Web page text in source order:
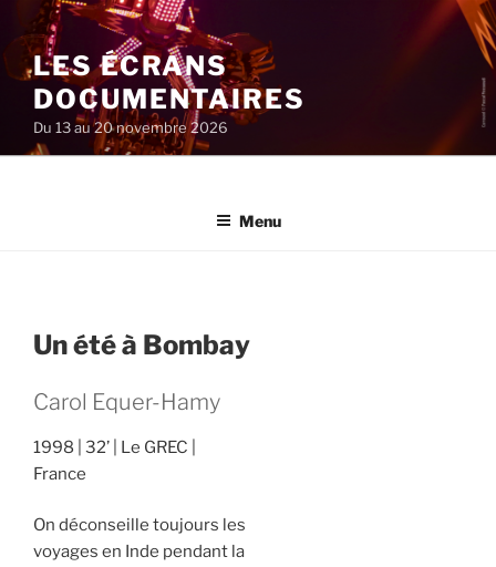
au
contenu
principal
LES ÉCRANS
DOCUMENTAIRES
Du 13 au 20 novembre 2026
Menu
Un été à Bombay
Carol Equer-Hamy
1998 32’
Le GREC
France
On déconseille toujours les
voyages en Inde pendant la